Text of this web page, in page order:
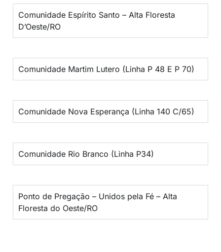
Comunidade Espírito Santo – Alta Floresta
D’Oeste/RO
Comunidade Martim Lutero (Linha P 48 E P 70)
Comunidade Nova Esperança (Linha 140 C/65)
Comunidade Rio Branco (Linha P34)
Ponto de Pregação – Unidos pela Fé – Alta
Floresta do Oeste/RO